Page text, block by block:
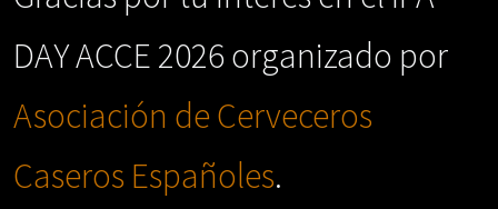
DAY ACCE 2026 organizado por
Asociación de Cerveceros
Caseros Españoles.